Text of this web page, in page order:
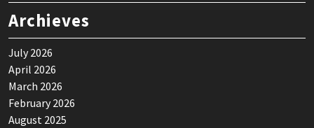
Archieves
July 2026
April 2026
March 2026
February 2026
August 2025